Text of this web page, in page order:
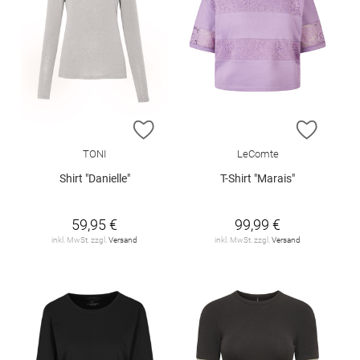
ZUR WUNSCHLISTE HINZUFÜGEN
TONI
Shirt "Danielle"
59,95 €
inkl. MwSt. zzgl. Versand
ZUR
LeComte
T-Shirt "Marais"
99,99 €
inkl. MwSt. zzgl. Versand